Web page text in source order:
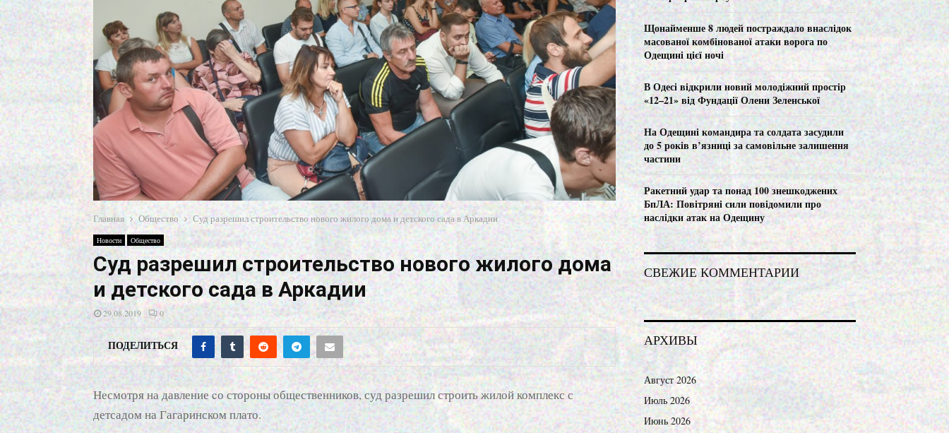
Главная Общество Суд разрешил строительство нового жилого дома и детского сада в Аркадии
Новости Общество
Суд разрешил строительство нового жилого дома
и детского сада в Аркадии
29.08.2019 0
ПОДЕЛИТЬСЯ
Несмотря на давление cо стороны общественников, суд разрешил строить жилой комплекс с
детсадом на Гагаринском плато.
C
H
Щонайменше 8 людей постраждало внаслідок
масованої комбінованої атаки ворога по
Одещині цієї ночі
В Одесі відкрили новий молодіжний простір
«12–21» від Фундації Олени Зеленської
На Одещині командира та солдата засудили
до 5 років в’язниці за самовільне залишення
частини
Ракетний удар та понад 100 знешкоджених
БпЛА: Повітряні сили повідомили про
наслідки атак на Одещину
СВЕЖИЕ КОММЕНТАРИИ
АРХИВЫ
Август 2026
Июль 2026
Июнь 2026